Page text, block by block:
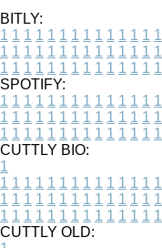
BITLY:
1 1 1 1 1 1 1 1 1 1 1 1 1 1
1 1 1 1 1 1 1 1 1 1 1 1 1 1
1 1 1 1 1 1 1 1 1 1 1 1 1 1
SPOTIFY:
1 1 1 1 1 1 1 1 1 1 1 1 1 1
1 1 1 1 1 1 1 1 1 1 1 1 1 1
1 1 1 1 1 1 1 1 1 1 1 1 1 1
CUTTLY BIO:
1
1 1 1 1 1 1 1 1 1 1 1 1 1 1
1 1 1 1 1 1 1 1 1 1 1 1 1 1
1 1 1 1 1 1 1 1 1 1 1 1 1 1
CUTTLY OLD: